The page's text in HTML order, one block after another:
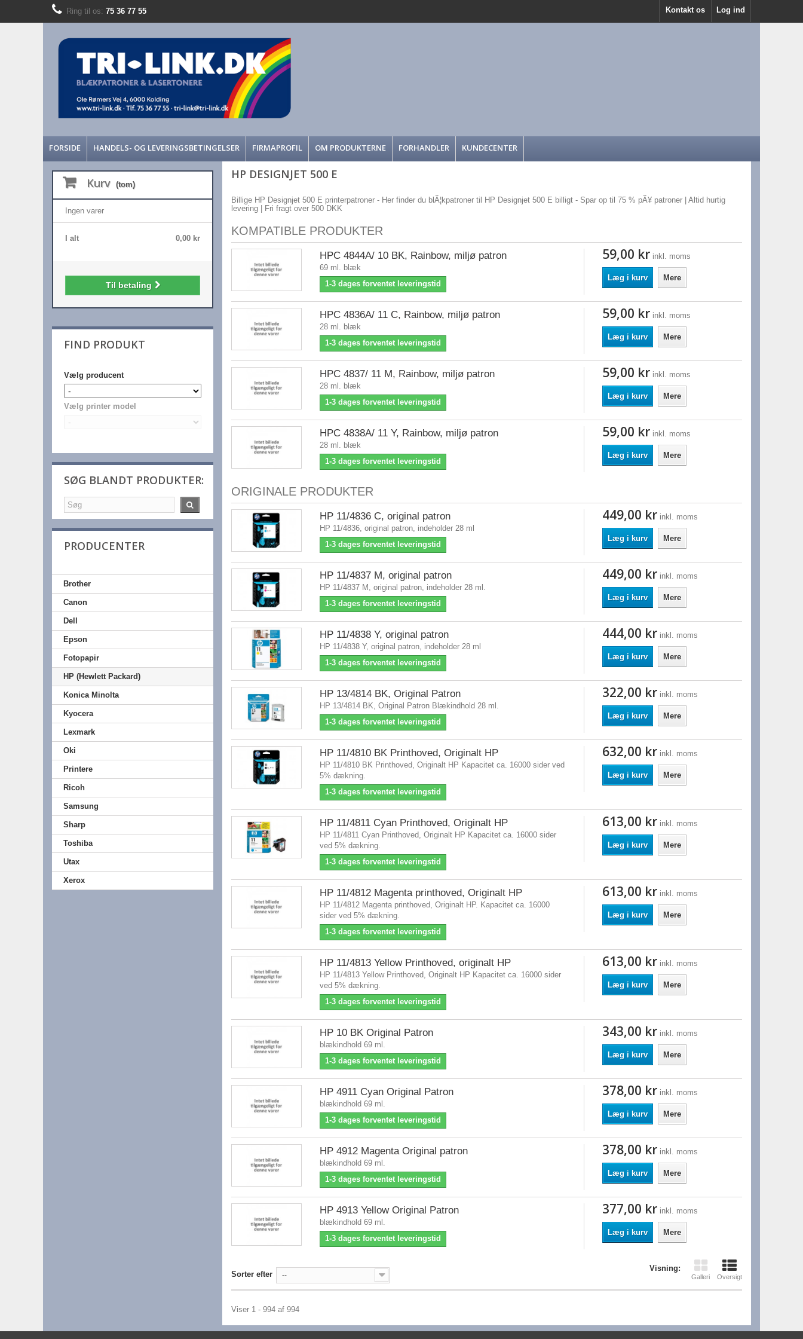
Log ind
Kontakt os
Ring til os: 75 36 77 55
FORSIDE HANDELS- OG LEVERINGSBETINGELSER FIRMAPROFIL OM PRODUKTERNE FORHANDLER KUNDECENTER
Kurv (tom)
Ingen varer
0,00 kr
I alt
Til betaling
FIND PRODUKT
Vælg producent
Vælg printer model
SØG BLANDT PRODUKTER:
PRODUCENTER
Brother
Canon
Dell
Epson
Fotopapir
HP (Hewlett Packard)
Konica Minolta
Kyocera
Lexmark
Oki
Printere
Ricoh
Samsung
Sharp
Toshiba
Utax
Xerox
HP DESIGNJET 500 E
Billige HP Designjet 500 E printerpatroner - Her finder du blÃ¦kpatroner til HP Designjet 500 E billigt - Spar op til 75 % pÃ¥ patroner | Altid hurtig
levering | Fri fragt over 500 DKK
KOMPATIBLE PRODUKTER
HPC 4844A/ 10 BK, Rainbow, miljø patron
69 ml. blæk
1-3 dages forventet leveringstid
59,00 kr inkl. moms
Læg i kurv Mere
HPC 4836A/ 11 C, Rainbow, miljø patron
28 ml. blæk
1-3 dages forventet leveringstid
59,00 kr inkl. moms
Læg i kurv Mere
HPC 4837/ 11 M, Rainbow, miljø patron
28 ml. blæk
1-3 dages forventet leveringstid
59,00 kr inkl. moms
Læg i kurv Mere
HPC 4838A/ 11 Y, Rainbow, miljø patron
28 ml. blæk
1-3 dages forventet leveringstid
59,00 kr inkl. moms
Læg i kurv Mere
ORIGINALE PRODUKTER
HP 11/4836 C, original patron
HP 11/4836, original patron, indeholder 28 ml
1-3 dages forventet leveringstid
449,00 kr inkl. moms
Læg i kurv Mere
HP 11/4837 M, original patron
HP 11/4837 M, original patron, indeholder 28 ml.
1-3 dages forventet leveringstid
449,00 kr inkl. moms
Læg i kurv Mere
HP 11/4838 Y, original patron
HP 11/4838 Y, original patron, indeholder 28 ml
1-3 dages forventet leveringstid
444,00 kr inkl. moms
Læg i kurv Mere
HP 13/4814 BK, Original Patron
HP 13/4814 BK, Original Patron Blækindhold 28 ml.
1-3 dages forventet leveringstid
322,00 kr inkl. moms
Læg i kurv Mere
HP 11/4810 BK Printhoved, Originalt HP
HP 11/4810 BK Printhoved, Originalt HP Kapacitet ca. 16000 sider ved
5% dækning.
1-3 dages forventet leveringstid
632,00 kr inkl. moms
Læg i kurv Mere
HP 11/4811 Cyan Printhoved, Originalt HP
HP 11/4811 Cyan Printhoved, Originalt HP Kapacitet ca. 16000 sider
ved 5% dækning.
1-3 dages forventet leveringstid
613,00 kr inkl. moms
Læg i kurv Mere
HP 11/4812 Magenta printhoved, Originalt HP
HP 11/4812 Magenta printhoved, Originalt HP. Kapacitet ca. 16000
sider ved 5% dækning.
1-3 dages forventet leveringstid
613,00 kr inkl. moms
Læg i kurv Mere
HP 11/4813 Yellow Printhoved, originalt HP
HP 11/4813 Yellow Printhoved, Originalt HP Kapacitet ca. 16000 sider
ved 5% dækning.
1-3 dages forventet leveringstid
613,00 kr inkl. moms
Læg i kurv Mere
HP 10 BK Original Patron
blækindhold 69 ml.
1-3 dages forventet leveringstid
343,00 kr inkl. moms
Læg i kurv Mere
HP 4911 Cyan Original Patron
blækindhold 69 ml.
1-3 dages forventet leveringstid
378,00 kr inkl. moms
Læg i kurv Mere
HP 4912 Magenta Original patron
blækindhold 69 ml.
1-3 dages forventet leveringstid
378,00 kr inkl. moms
Læg i kurv Mere
HP 4913 Yellow Original Patron
blækindhold 69 ml.
1-3 dages forventet leveringstid
377,00 kr inkl. moms
Læg i kurv Mere
Visning:
Galleri Oversigt
Sorter efter --
Viser 1 - 994 af 994